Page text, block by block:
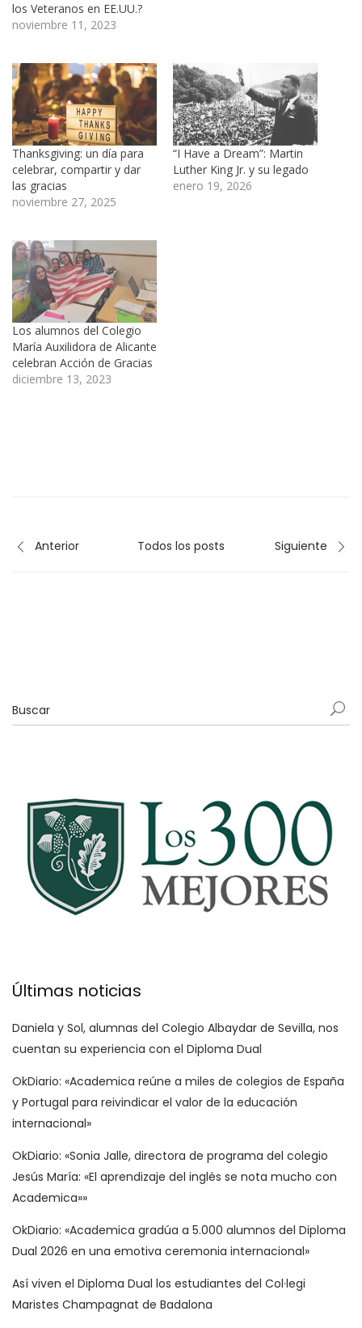
los Veteranos en EE.UU.?
noviembre 11, 2023
Thanksgiving: un día para
celebrar, compartir y dar
las gracias
noviembre 27, 2025
“I Have a Dream”: Martin
Luther King Jr. y su legado
enero 19, 2026
Los alumnos del Colegio
María Auxilidora de Alicante
celebran Acción de Gracias
diciembre 13, 2023
Anterior Todos los posts Siguiente
Últimas noticias
Daniela y Sol, alumnas del Colegio Albaydar de Sevilla, nos
cuentan su experiencia con el Diploma Dual
OkDiario: «Academica reúne a miles de colegios de España
y Portugal para reivindicar el valor de la educación
internacional»
OkDiario: «Sonia Jalle, directora de programa del colegio
Jesús María: «El aprendizaje del inglés se nota mucho con
Academica»»
OkDiario: «Academica gradúa a 5.000 alumnos del Diploma
Dual 2026 en una emotiva ceremonia internacional»
Así viven el Diploma Dual los estudiantes del Col·legi
Maristes Champagnat de Badalona